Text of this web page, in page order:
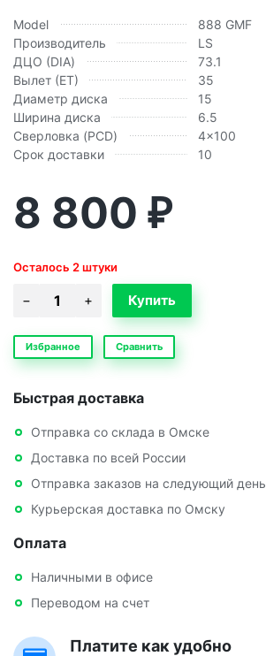
Model
888 GMF
Производитель
LS
ДЦО (DIA)
73.1
Вылет (ЕТ)
35
Диаметр диска
15
Ширина диска
6.5
Сверловка (PCD)
4x100
Срок доставки
10
8 800 ₽
Осталось 2 штуки
Избранное Сравнить
Быстрая доставка
Отправка со склада в Омске
Доставка по всей России
Отправка заказов на следующий день
Курьерская доставка по Омску
Оплата
Наличными в офисе
Переводом на счет
Платите как удобно